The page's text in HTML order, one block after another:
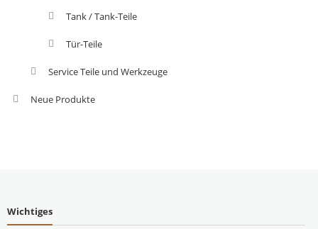
Tank / Tank-Teile
Tür-Teile
Service Teile und Werkzeuge
Neue Produkte
Wichtiges